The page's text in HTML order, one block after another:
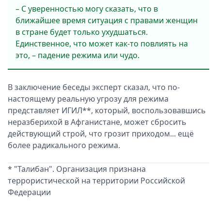
– С уверенностью могу сказать, что в
ближайшее время ситуация с правами женщин
в стране будет только ухудшаться.
Единственное, что может как-то повлиять на
это, – падение режима или чудо.
В заключение беседы эксперт сказал, что по-
настоящему реальную угрозу для режима
представляет ИГИЛ**, который, воспользовавшись
неразберихой в Афганистане, может сбросить
действующий строй, что грозит приходом... ещё
более радикального режима.
* "Талибан". Организация признана
террористической на территории Российской
Федерации